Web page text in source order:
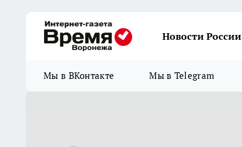
Новости России
Мы в ВКонтакте Мы в Telegram